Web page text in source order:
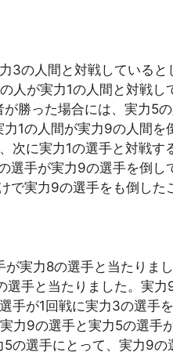
3の人間と対戦していると
人が実力1の人間と対戦し
勝った場合には、実力5
力1の人間が実力9の人間
次に実力1の選手と対戦
選手が実力9の選手を倒
で実力9の選手をも倒した
が実力8の選手と当たりま
手と当たりました。実力
手が1回戦に実力3の選手
力9の選手と実力5の選手
の選手にとって、実力9